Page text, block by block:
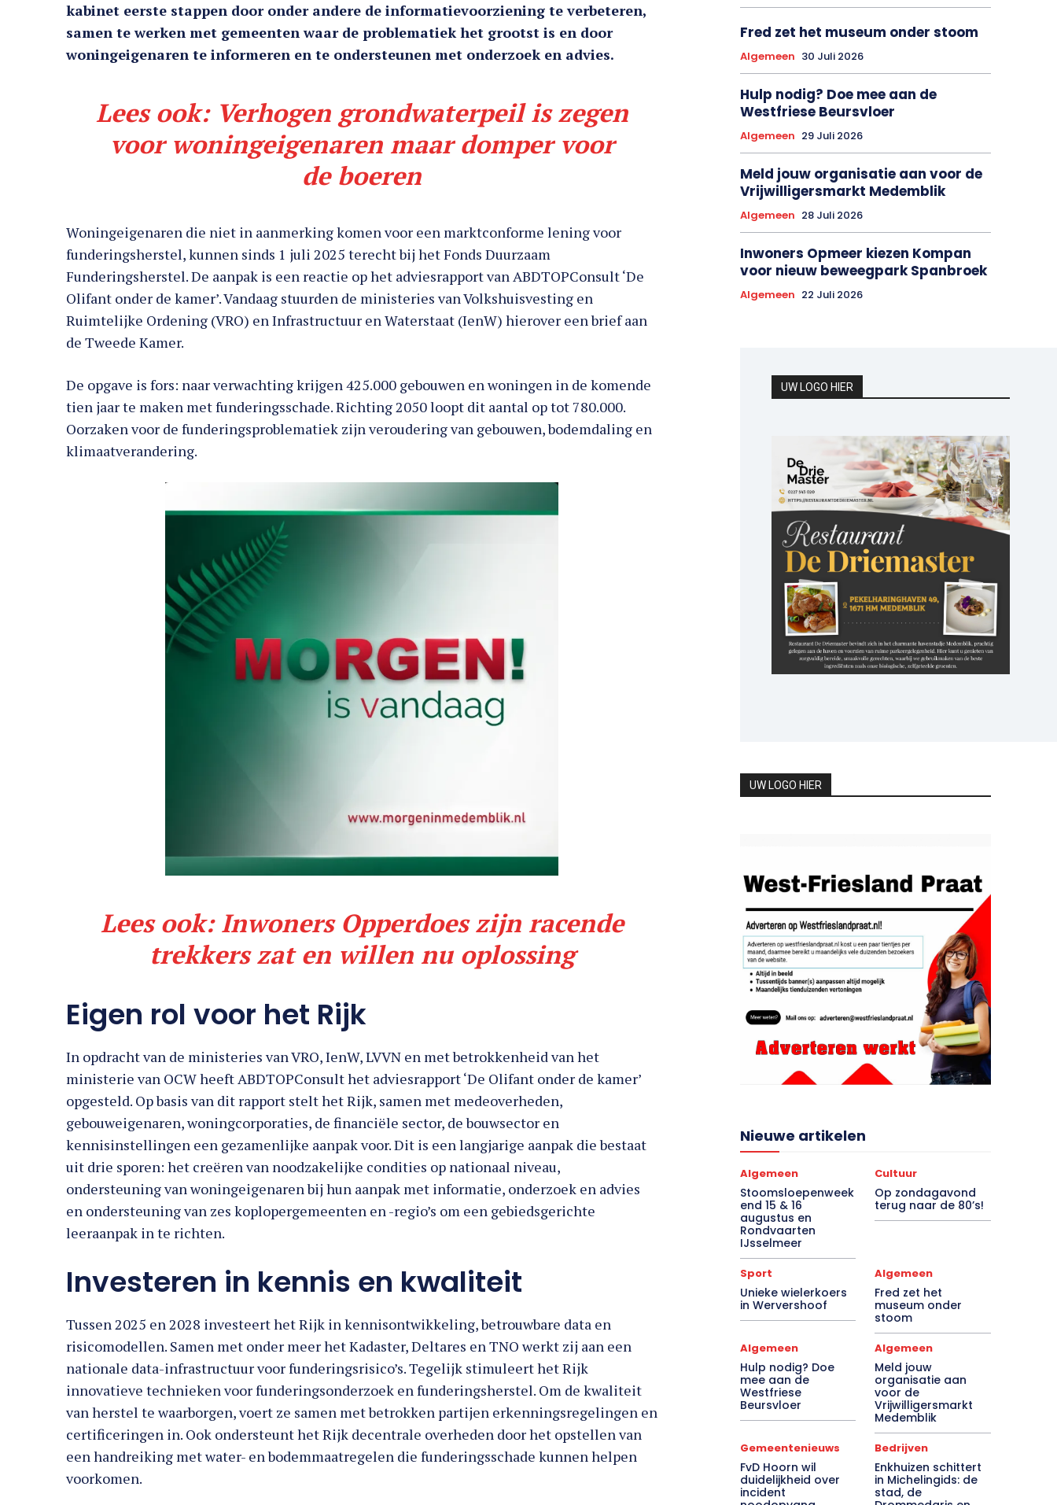
kabinet eerste stappen door onder andere de informatievoorziening te verbeteren,
samen te werken met gemeenten waar de problematiek het grootst is en door
woningeigenaren te informeren en te ondersteunen met onderzoek en advies.
Lees ook: Verhogen grondwaterpeil is zegen
voor woningeigenaren maar domper voor
de boeren
Woningeigenaren die niet in aanmerking komen voor een marktconforme lening voor
funderingsherstel, kunnen sinds 1 juli 2025 terecht bij het Fonds Duurzaam
Funderingsherstel. De aanpak is een reactie op het adviesrapport van ABDTOPConsult ‘De
Olifant onder de kamer’. Vandaag stuurden de ministeries van Volkshuisvesting en
Ruimtelijke Ordening (VRO) en Infrastructuur en Waterstaat (IenW) hierover een brief aan
de Tweede Kamer.
De opgave is fors: naar verwachting krijgen 425.000 gebouwen en woningen in de komende
tien jaar te maken met funderingsschade. Richting 2050 loopt dit aantal op tot 780.000.
Oorzaken voor de funderingsproblematiek zijn veroudering van gebouwen, bodemdaling en
klimaatverandering.
Lees ook:Inwoners Opperdoes zijn racende
trekkers zat en willen nu oplossing
Eigen rol voor het Rijk
In opdracht van de ministeries van VRO, IenW, LVVN en met betrokkenheid van het
ministerie van OCW heeft ABDTOPConsult het adviesrapport ‘De Olifant onder de kamer’
opgesteld. Op basis van dit rapport stelt het Rijk, samen met medeoverheden,
gebouweigenaren, woningcorporaties, de financiële sector, de bouwsector en
kennisinstellingen een gezamenlijke aanpak voor. Dit is een langjarige aanpak die bestaat
uit drie sporen: het creëren van noodzakelijke condities op nationaal niveau,
ondersteuning van woningeigenaren bij hun aanpak met informatie, onderzoek en advies
en ondersteuning van zes koplopergemeenten en -regio’s om een gebiedsgerichte
leeraanpak in te richten.
Investeren in kennis en kwaliteit
Tussen 2025 en 2028 investeert het Rijk in kennisontwikkeling, betrouwbare data en
risicomodellen. Samen met onder meer het Kadaster, Deltares en TNO werkt zij aan een
nationale data-infrastructuur voor funderingsrisico’s. Tegelijk stimuleert het Rijk
innovatieve technieken voor funderingsonderzoek en funderingsherstel. Om de kwaliteit
van herstel te waarborgen, voert ze samen met betrokken partijen erkenningsregelingen en
certificeringen in. Ook ondersteunt het Rijk decentrale overheden door het opstellen van
een handreiking met water- en bodemmaatregelen die funderingsschade kunnen helpen
voorkomen.
Fred zet het museum onder stoom
Algemeen 30 Juli 2026
Hulp nodig? Doe mee aan de
Westfriese Beursvloer
Algemeen 29 Juli 2026
Meld jouw organisatie aan voor de
Vrijwilligersmarkt Medemblik
Algemeen 28 Juli 2026
Inwoners Opmeer kiezen Kompan
voor nieuw beweegpark Spanbroek
Algemeen 22 Juli 2026
UW LOGO HIER
UW LOGO HIER
Nieuwe artikelen
Algemeen
Stoomsloepenweek
end 15 & 16
augustus en
Rondvaarten
IJsselmeer
Cultuur
Op zondagavond
terug naar de 80’s!
Sport
Unieke wielerkoers
in Wervershoof
Algemeen
Fred zet het
museum onder
stoom
Algemeen
Hulp nodig? Doe
mee aan de
Westfriese
Beursvloer
Algemeen
Meld jouw
organisatie aan
voor de
Vrijwilligersmarkt
Medemblik
Gemeentenieuws
FvD Hoorn wil
duidelijkheid over
incident
Bedrijven
Enkhuizen schittert
in Michelingids: de
stad, de